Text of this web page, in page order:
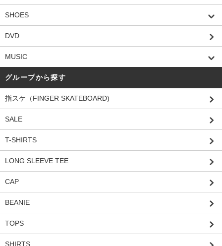
SHOES
DVD
MUSIC
グループから探す
指スケ（FINGER SKATEBOARD)
SALE
T-SHIRTS
LONG SLEEVE TEE
CAP
BEANIE
TOPS
SHIRTS